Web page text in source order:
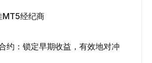
经纪商
约：锁定早期收益，有效地对冲